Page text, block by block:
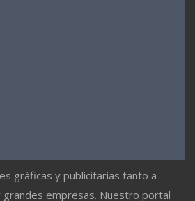
gráficas y publicitarias tanto a
grandes empresas. Nuestro portal